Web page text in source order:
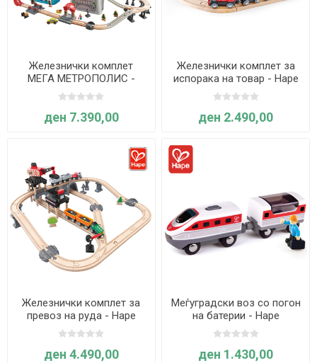
Железнички комплет
МЕГА МЕТРОПОЛИС -
Hape
ден 7.390,00
Железнички комплет за
испорака на товар - Hape
ден 2.490,00
Железнички комплет за
превоз на руда - Hape
ден 4.490,00
Меѓуградски воз со погон
на батерии - Hape
ден 1.430,00